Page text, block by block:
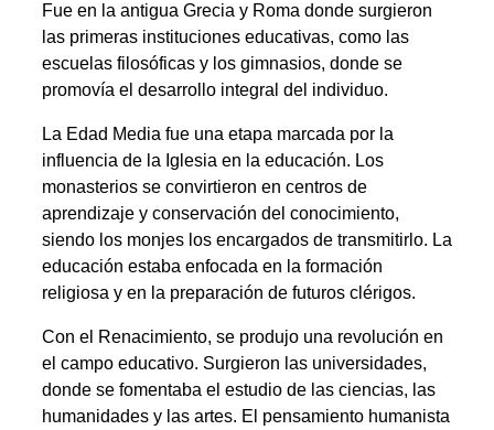
Fue en la antigua Grecia y Roma donde surgieron
las primeras instituciones educativas, como las
escuelas filosóficas y los gimnasios, donde se
promovía el desarrollo integral del individuo.
La Edad Media fue una etapa marcada por la
influencia de la Iglesia en la educación. Los
monasterios se convirtieron en centros de
aprendizaje y conservación del conocimiento,
siendo los monjes los encargados de transmitirlo. La
educación estaba enfocada en la formación
religiosa y en la preparación de futuros clérigos.
Con el Renacimiento, se produjo una revolución en
el campo educativo. Surgieron las universidades,
donde se fomentaba el estudio de las ciencias, las
humanidades y las artes. El pensamiento humanista